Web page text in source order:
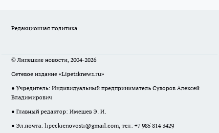
Редакционная политика
© Липецкие новости, 2004-2026
Сетевое издание «Lipetsknews.ru»
● Учредитель: Индивидуальный предприниматель Суворов Алексей
Владимирович
● Главный редактор: Имешев Э. И.
● Эл.почта: lipeckienovosti@gmail.com, тел: +7 985 814 3429